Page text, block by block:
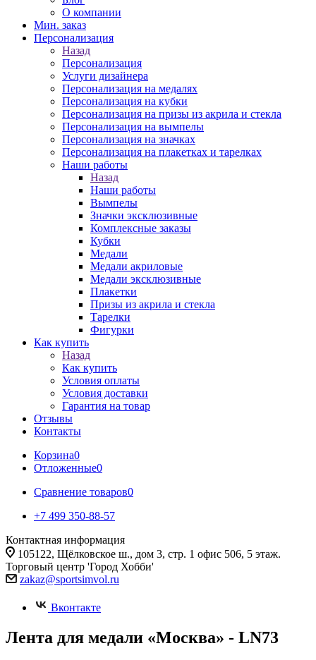
О компании
Мин. заказ
Персонализация
Назад
Персонализация
Услуги дизайнера
Персонализация на медалях
Персонализация на кубки
Персонализация на призы из акрила и стекла
Персонализация на вымпелы
Персонализация на значках
Персонализация на плакетках и тарелках
Наши работы
Назад
Наши работы
Вымпелы
Значки эксклюзивные
Комплексные заказы
Кубки
Медали
Медали акриловые
Медали эксклюзивные
Плакетки
Призы из акрила и стекла
Тарелки
Фигурки
Как купить
Назад
Как купить
Условия оплаты
Условия доставки
Гарантия на товар
Отзывы
Контакты
Корзина0
Отложенные0
Сравнение товаров0
+7 499 350-88-57
Контактная информация
105122, Щёлковское ш., дом 3, стр. 1 офис 506, 5 этаж.
Торговый центр 'Город Хобби'
zakaz@sportsimvol.ru
Вконтакте
Лента для медали «Москва» - LN73